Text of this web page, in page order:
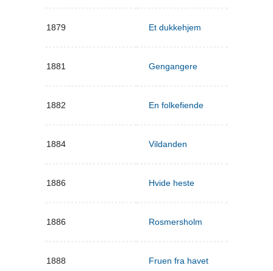
1879 Et dukkehjem
1881 Gengangere
1882 En folkefiende
1884 Vildanden
1886 Hvide heste
1886 Rosmersholm
1888 Fruen fra havet